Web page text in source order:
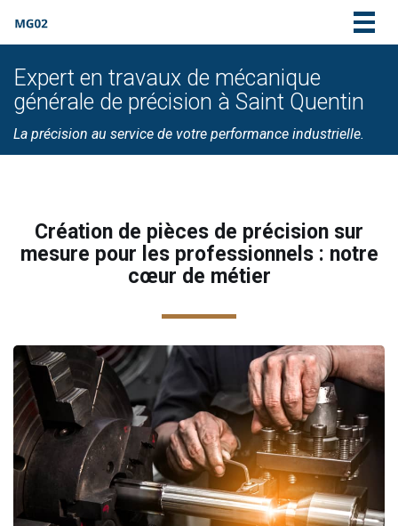
Expert en travaux de mécanique
générale de précision à Saint Quentin
La précision au service de votre performance industrielle.
Création de pièces de précision sur
mesure pour les professionnels : notre
cœur de métier